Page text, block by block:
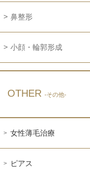
鼻整形
小顔・輪郭形成
OTHER -その他-
女性薄毛治療
ピアス